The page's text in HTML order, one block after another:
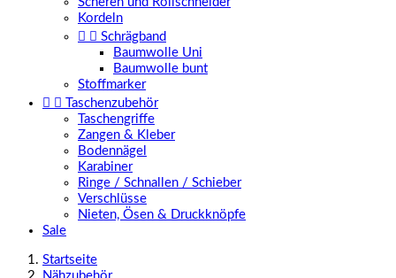
Kordeln
  Schrägband
Baumwolle Uni
Baumwolle bunt
Stoffmarker
 
Taschenzubehör
Taschengriffe
Zangen & Kleber
Bodennägel
Karabiner
Ringe / Schnallen / Schieber
Verschlüsse
Nieten, Ösen & Druckknöpfe
Sale
Startseite